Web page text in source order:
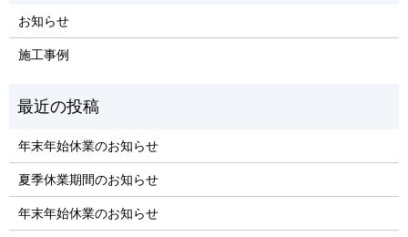
お知らせ
施工事例
年末年始休業のお知らせ
夏季休業期間のお知らせ
年末年始休業のお知らせ